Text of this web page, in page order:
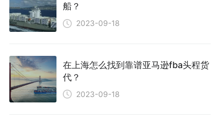
船？
2023-09-18
在上海怎么找到靠谱亚马逊fba头程货
代？
2023-09-18